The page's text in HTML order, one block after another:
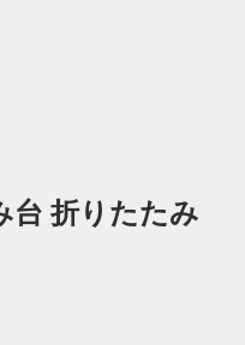
台 折りたたみ